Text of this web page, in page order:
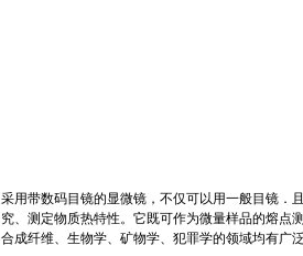
采用带数码目镜的显微镜，不仅可以用一般目镜．
究、测定物质热特性。它既可作为微量样品的熔点
合成纤维、生物学、矿物学、犯罪学的领域均有广